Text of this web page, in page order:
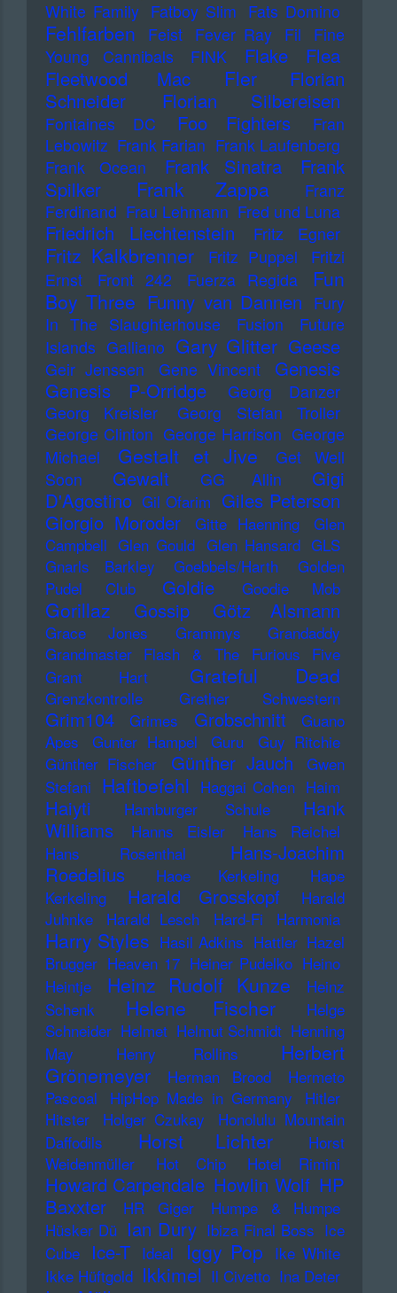
White Family Fatboy Slim Fats Domino
Fehlfarben Feist Fever Ray Fil
Fine
Young Cannibals
FINK Flake
Flea
Fleetwood Mac
Fler
Florian
Schneider
Florian Silbereisen
Fontaines DC Foo Fighters
Fran
Lebowitz Frank Farian Frank Laufenberg
Frank Ocean
Frank Sinatra
Frank
Spilker
Frank Zappa
Franz
Ferdinand Frau Lehmann Fred und Luna
Friedrich Liechtenstein Fritz Egner
Fritz Kalkbrenner Fritz Puppel
Fritzi
Ernst
Front 242 Fuerza Regida
Fun
Boy Three Funny van Dannen Fury
In The Slaughterhouse
Fusion
Future
Islands Galliano Gary Glitter Geese
Geir Jenssen Gene Vincent
Genesis
Genesis P-Orridge
Georg Danzer
Georg Kreisler
Georg Stefan Troller
George Clinton George Harrison George
Michael
Gestalt et Jive
Get Well
Soon
Gewalt GG Allin
Gigi
D'Agostino Gil Ofarim Giles Peterson
Giorgio Moroder
Gitte Haenning
Glen
Campbell Glen Gould Glen Hansard GLS
Gnarls Barkley
Goebbels/Harth
Golden
Pudel Club
Goldie Goodie Mob
Gorillaz Gossip Götz Alsmann
Grace Jones Grammys
Grandaddy
Grandmaster Flash & The Furious Five
Grant Hart
Grateful Dead
Grenzkontrolle Grether Schwestern
Grim104 Grimes Grobschnitt
Guano
Apes
Gunter Hampel Guru
Guy Ritchie
Günther Fischer
Günther Jauch
Gwen
Stefani Haftbefehl Haggai Cohen Haim
Haiyti Hamburger Schule
Hank
Williams
Hanns Eisler
Hans Reichel
Hans Rosenthal
Hans-Joachim
Roedelius
Haoe Kerkeling
Hape
Kerkeling
Harald Grosskopf
Harald
Juhnke
Harald Lesch Hard-Fi Harmonia
Harry Styles Hasil Adkins Hattler Hazel
Brugger Heaven 17 Heiner Pudelko Heino
Heintje
Heinz Rudolf Kunze
Heinz
Schenk
Helene Fischer
Helge
Schneider Helmet Helmut Schmidt Henning
May
Henry Rollins
Herbert
Grönemeyer
Herman Brood
Hermeto
Pascoal
HipHop Made in Germany
Hitler
Hitster
Holger Czukay
Honolulu Mountain
Daffodils
Horst Lichter
Horst
Weidenmüller
Hot Chip Hotel Rimini
Howard Carpendale Howlin Wolf HP
Baxxter
HR Giger
Humpe & Humpe
Hüsker Dü Ian Dury Ibiza Final Boss Ice
Cube
Ice-T Ideal Iggy Pop Ike White
Ikke Hüftgold Ikkimel Il Civetto Ina Deter